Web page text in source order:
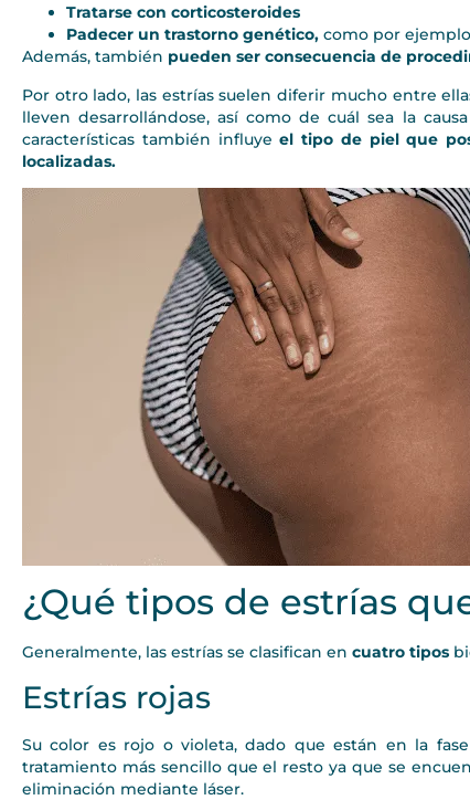
Tratarse con corticosteroides
Padecer un trastorno genético, como por
Además, también pueden ser consecuencia de
Por otro lado, las estrías suelen diferir mucho entre
lleven desarrollándose, así como de cuál sea la
características también influyeel tipo de piel que
localizadas.
¿Qué tipos de estrías
Generalmente, las estrías se clasifican en cuatro tipos
Estrías rojas
Su color es rojo o violeta, dado que están en la
tratamiento más sencillo que el resto ya que se
eliminación mediante láser.